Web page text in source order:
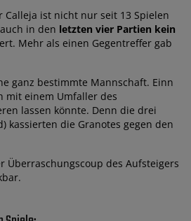
Calleja ist nicht nur seit 13 Spielen
in den letzten vier Partien kein
Mehr als einen Gegentreffer gab
ganz bestimmte Mannschaft. Einn
mit einem Umfaller des
lassen könnte. Denn die drei
kassierten die Granotes gegen den
Überraschungscoup des Aufsteigers